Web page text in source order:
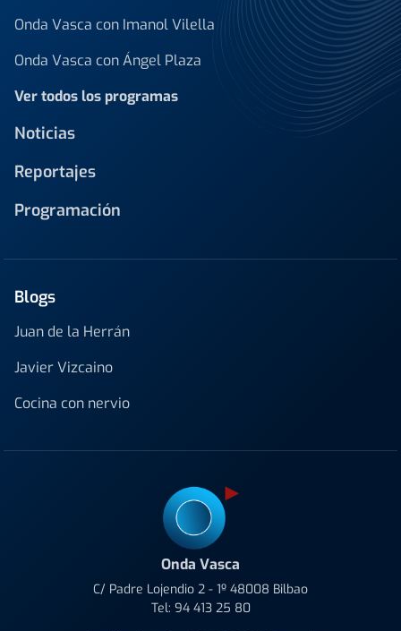
Onda Vasca con Imanol Vilella
Onda Vasca con Ángel Plaza
Ver todos los programas
Noticias
Reportajes
Programación
Blogs
Juan de la Herrán
Javier Vizcaino
Cocina con nervio
Onda Vasca
C/ Padre Lojendio 2 - 1º 48008 Bilbao
Tel: 94 413 25 80